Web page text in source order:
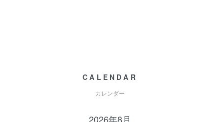
CALENDAR
カレンダー
2026年8月